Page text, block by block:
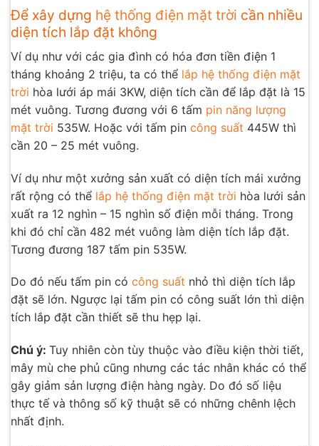
Để xây dựng hệ thống điện mặt trời cần nhiều
diện tích lắp đặt không
Ví dụ như với các gia đình có hóa đơn tiền điện 1
tháng khoảng 2 triệu, ta có thể lắp hệ thống điện mặt
trời hòa lưới áp mái 3KW, diện tích cần để lắp đặt là 15
mét vuông. Tương đương với 6 tấm pin năng lượng
mặt trời 535W. Hoặc với tấm pin công suất 445W thì
cần 20 – 25 mét vuông.
Ví dụ như một xưởng sản xuất có diện tích mái xưởng
rất rộng có thể lắp hệ thống điện mặt trời hòa lưới sản
xuất ra 12 nghìn – 15 nghìn số điện mỗi tháng. Trong
khi đó chỉ cần 482 mét vuông làm diện tích lắp đặt.
Tương đương 187 tấm pin 535W.
Do đó nếu tấm pin có công suất nhỏ thì diện tích lắp
đặt sẽ lớn. Ngược lại tấm pin có công suất lớn thì diện
tích lắp đặt cần thiết sẽ thu hẹp lại.
Chú ý: Tuy nhiên còn tùy thuộc vào điều kiện thời tiết,
mây mù che phủ cũng nhưng các tác nhân khác có thể
gây giảm sản lượng điện hàng ngày. Do đó số liệu
thực tế và thông số kỹ thuật sẽ có những chênh lệch
nhất định.